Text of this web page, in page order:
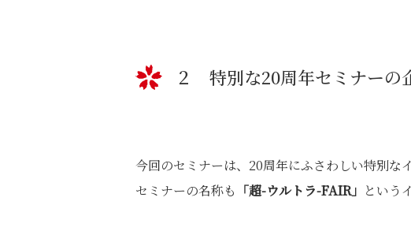
２ 特別な20周年セミナーの
今回のセミナーは、20周年にふさわしい特別な
セミナーの名称も 「超-ウルトラ-FAIR」 という